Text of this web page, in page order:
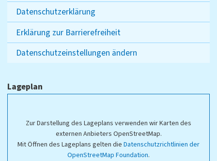
Datenschutzerklärung
Erklärung zur Barrierefreiheit
Datenschutzeinstellungen ändern
Lageplan
Zur Darstellung des Lageplans verwenden wir Karten des
externen Anbieters OpenStreetMap.
Mit Öffnen des Lageplans gelten die Datenschutzrichtlinien der
OpenStreetMap Foundation.